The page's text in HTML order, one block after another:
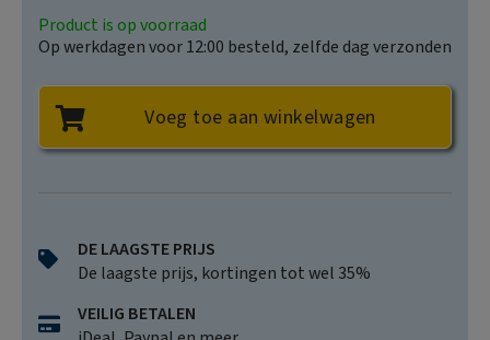
Product is op voorraad
Op werkdagen voor 12:00 besteld, zelfde dag verzonden
Voeg toe aan winkelwagen
DE LAAGSTE PRIJS
De laagste prijs, kortingen tot wel 35%
VEILIG BETALEN